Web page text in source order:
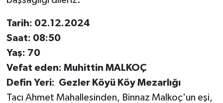
Tarih: 02.12.2024
Saat: 08:50
Yaş: 70
Vefat eden: Muhittin MALKOÇ
Defin Yeri: Gezler Köyü Köy Mezarlığı
Tacı Ahmet Mahallesinden, Binnaz Malkoç'un eşi,